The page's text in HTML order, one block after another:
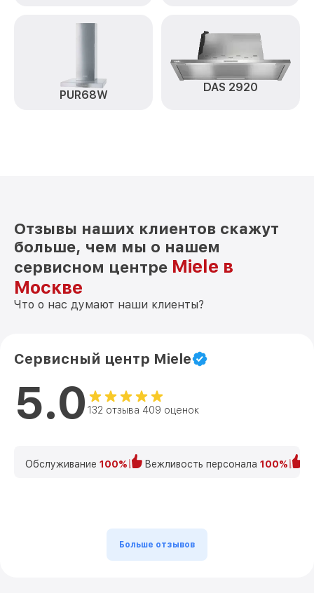
PUR68W
DAS 2920
Отзывы наших клиентов скажут
больше, чем мы о нашем
сервисном центре Miele в
Москве
Что о нас думают наши клиенты?
Сервисный центр Miele
5.0 132 отзыва 409 оценок
Обслуживание 100% Вежливость персонала 100%
Больше отзывов